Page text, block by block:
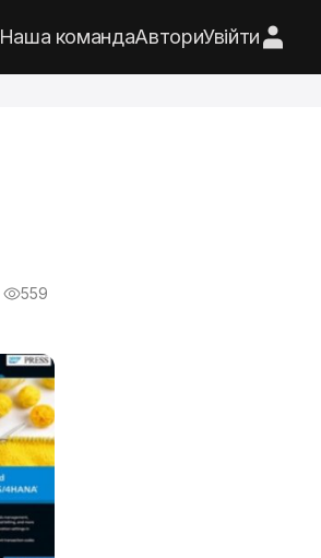
Наша командаАвториУвійти
559